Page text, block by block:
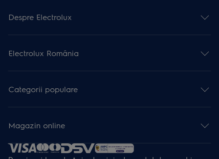
Despre Electrolux
Electrolux România
Categorii populare
Magazin online